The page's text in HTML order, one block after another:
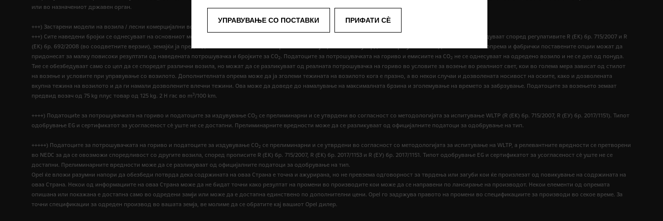
или во назначениот државен орган.
+++) Застарени модели на возила / лесни комерцијални возила
+++) Сите наведени бројки се однесуваат на основниот модел на ЕУ со стандардната опрема. Податоците за потрошувачката на гориво и емисијата на СО
се утврдуваат според регулативите R (ЕК) бр. 715/2007 и R
(ЕК) бр. 692/2008 (во соодветните верзии), земајќи ја предвид тежината на возилото во работна состојба, како што е утврдено во регулативите. Дополнителната опрема и фабрички поставените опции можат да
придонесат за малку повисоки резултати од наведената потрошувачка и бројките за CO2. Податоците за потрошувачката на гориво и емисиите на CO2 не се однесуваат на одредено возило и не се дел од понуда.
Тие се обезбедуваат само со цел да се споредат различни возила, но можат да се разликуваат од реалната потрошувачка на гориво во условите за возење во реалниот свет, кои во голема мера зависат од стилот
на возење и условите при управување со возилото. Дополнителната опрема може да ја зголеми тежината на возилото кога е празно, а во некои случаи и дозволената носивост на оските, како и дозволената
вкупна тежина на возилото и да ги намали дозволените влечни тежини. Ова може да доведе до намалување на максималната брзина и зголемување на времето за забрзување. Податоците за возењето земаат
предвид возач од 75 kg плус товар од 125 kg. 2 H гас во m3/100 km.
++++) Податоциte за потрошувачката на гориво и податоците за издувување CO2 се прелиминарни и се утврдени во согласност со методологијата за испитување WLTP (R (EК) бр. 715/2007, R (ЕУ) бр. 2017/1151). Типот
одобрување EG и сертификатот за усогласеност сѐ уште не се достапни. Прелиминарните вредности може да се разликуваат од официјалните податоци за одобрување на тип.
+++++) Податоците за потрошувачката на гориво и податоците за издувување CO2 се прелиминарни и се утврдени во согласност со методологијата за испитување на WLTP, а релевантните вредности се претворени
во NEDC за да се овозможи споредливост со другите возила, според прописите R (EК) бр. 715/2007, R (ЕК) бр. 2017/1153 и R (ЕУ) бр. 2017/1151. Типот одобрување EG и сертификатот за усогласеност сѐ уште не се
достапни. Прелиминарните вредности може да се разликуваат од официјалните податоци за одобрување на тип.
Opel ќе вложи разумни напори да обезбеди потврда дека содржината на оваа Страна е точна и ажурирана, но не превзема одговорност за тврдења или загуби кои ќе произлезат од повикување на содржината на
оваа Страна. Некои од информациите на оваа Страна може да не бидат точни како резултат на промени во производите кои може да се направени по лансирање на производот. Некои елементи од опремата
опишана или покажана е достапна само во одредени замји или може да е достапна единствено по дополнителни цени. Opel го задржува правото на промени во спецификациите за производи во секое време. За
точни спецификации за одреден производ во вашата земја, ве молиме да се обратите кај вашиот Opel дилер.
УПРАВУВАЊЕ СО ПОСТАВКИ ПРИФАТИ СÈ